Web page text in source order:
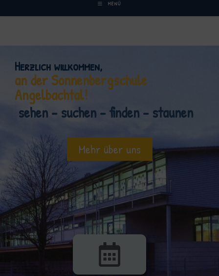
MENÜ
Herzlich willkommen,
an der Sonnenbergschule
Angelbachtal!
sehen – suchen – finden – staunen
Mehr über uns